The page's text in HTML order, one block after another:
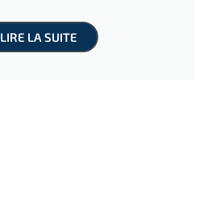
LIRE LA SUITE